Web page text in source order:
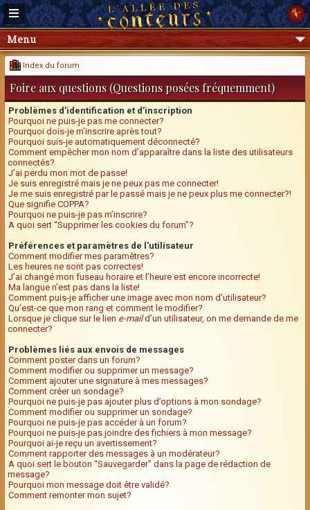
Menu
Index du forum
Foire aux questions (Questions posées fréquemment)
Problèmes d’identification et d’inscription
Pourquoi ne puis-je pas me connecter?
Pourquoi dois-je m’inscrire après tout?
Pourquoi suis-je automatiquement déconnecté?
Comment empêcher mon nom d’apparaître dans la liste des utilisateurs
connectés?
J’ai perdu mon mot de passe!
Je suis enregistré mais je ne peux pas me connecter!
Je me suis enregistré par le passé mais je ne peux plus me connecter?!
Que signifie COPPA?
Pourquoi ne puis-je pas m’inscrire?
A quoi sert “Supprimer les cookies du forum”?
Préférences et paramètres de l’utilisateur
Comment modifier mes paramètres?
Les heures ne sont pas correctes!
J’ai changé mon fuseau horaire et l’heure est encore incorrecte!
Ma langue n’est pas dans la liste!
Comment puis-je afficher une image avec mon nom d’utilisateur?
Qu’est-ce que mon rang et comment le modifier?
Lorsque je clique sur le lien e-maild’un utilisateur, on me demande de me
connecter?
Problèmes liés aux envois de messages
Comment poster dans un forum?
Comment modifier ou supprimer un message?
Comment ajouter une signature à mes messages?
Comment créer un sondage?
Pourquoi ne puis-je pas ajouter plus d’options à mon sondage?
Comment modifier ou supprimer un sondage?
Pourquoi ne puis-je pas accéder à un forum?
Pourquoi ne puis-je pas joindre des fichiers à mon message?
Pourquoi ai-je reçu un avertissement?
Comment rapporter des messages à un modérateur?
A quoi sert le bouton “Sauvegarder” dans la page de rédaction de
message?
Pourquoi mon message doit être validé?
Comment remonter mon sujet?